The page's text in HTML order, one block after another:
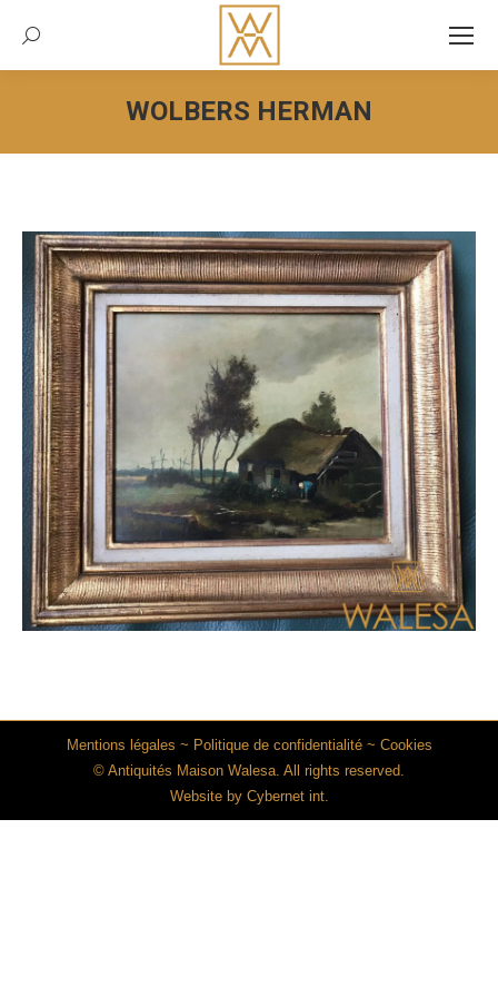
Recherche:
WOLBERS HERMAN
Vous êtes ici :
Mentions légales ~ Politique de confidentialité~ Cookies
© Antiquités Maison Walesa. All rights reserved.
Website by Cybernet int.